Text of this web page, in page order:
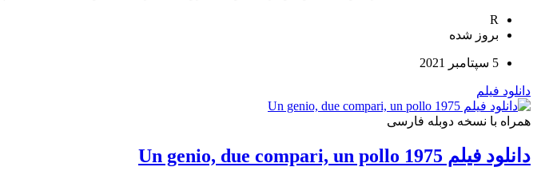
R
بروز‌ شده
5 سپتامبر 2021
دانلود فیلم
همراه با نسخه دوبله فارسی
دانلود فیلم Un genio, due compari, un pollo 1975